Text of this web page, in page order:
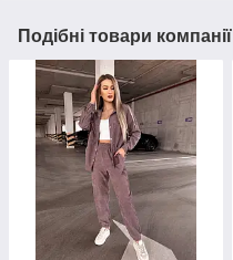
Подібні товари компанії